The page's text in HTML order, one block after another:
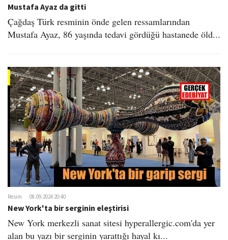
Mustafa Ayaz da gitti​
Çağdaş Türk resminin önde gelen ressamlarından
Mustafa Ayaz, 86 yaşında tedavi gördüğü hastanede öld...
Resim 08.09.2024 20:40
New York'ta bir serginin eleştirisi
New York merkezli sanat sitesi hyperallergic.com'da yer
alan bu yazı bir serginin yarattığı hayal kı...